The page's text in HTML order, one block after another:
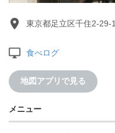
東京都足立区千住2-29-1
食べログ
地図アプリで見る
メニュー